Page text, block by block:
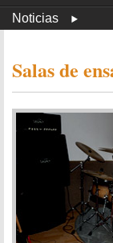
Noticias
Salas de